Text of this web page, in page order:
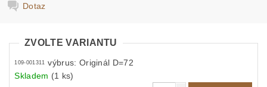
Dotaz
ZVOLTE VARIANTU
109-001311 výbrus: Originál D=72
Skladem (1 ks)